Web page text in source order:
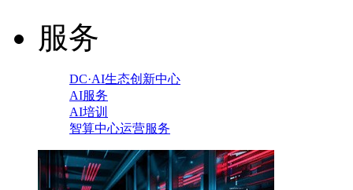
服务
DC·AI生态创新中心
AI服务
AI培训
智算中心运营服务